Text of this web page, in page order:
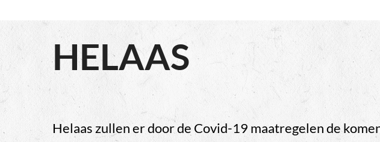
HELAAS
Helaas zullen er door de Covid-19 maatregelen de